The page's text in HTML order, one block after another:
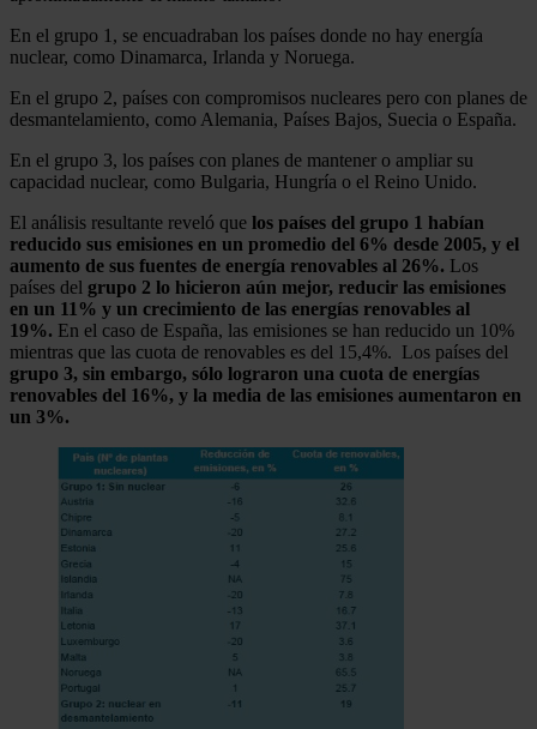
En el grupo 1, se encuadraban los países donde no hay energía
nuclear, como Dinamarca, Irlanda y Noruega.
En el grupo 2, países con compromisos nucleares pero con planes de
desmantelamiento, como Alemania, Países Bajos, Suecia o España.
En el grupo 3, los países con planes de mantener o ampliar su
capacidad nuclear, como Bulgaria, Hungría o el Reino Unido.
El análisis resultante reveló que los países del grupo 1 habían
reducido sus emisiones en un promedio del 6% desde 2005, y el
aumento de sus fuentes de energía renovables al 26%. Los
países del grupo 2 lo hicieron aún mejor, reducir las emisiones
en un 11% y un crecimiento de las energías renovables al
19%. En el caso de España, las emisiones se han reducido un 10%
mientras que las cuota de renovables es del 15,4%. Los países del
grupo 3, sin embargo, sólo lograron una cuota de energías
renovables del 16%, y la media de las emisiones aumentaron en
un 3%.